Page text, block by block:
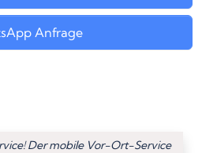
Anfrage
Der mobile Vor-Ort-Service